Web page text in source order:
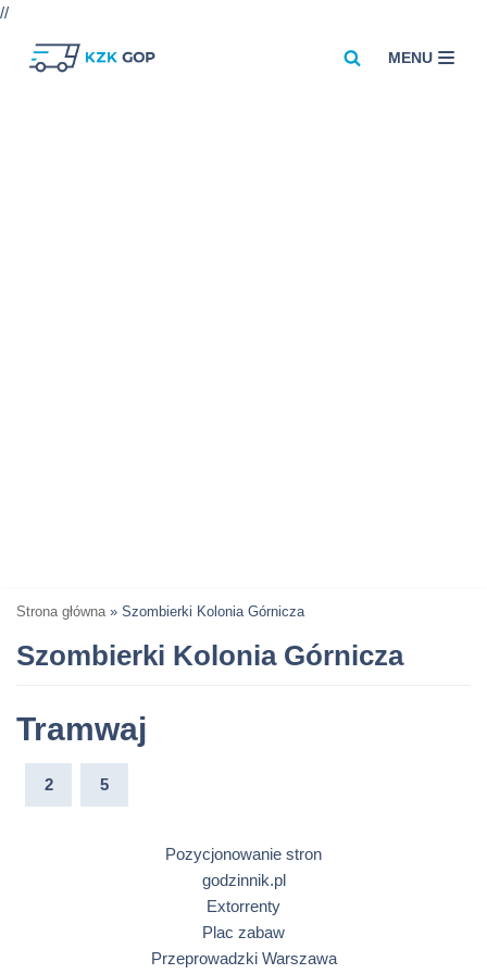
//
MENU
Strona główna » Szombierki Kolonia Górnicza
Szombierki Kolonia Górnicza
Tramwaj
2 5
Pozycjonowanie stron
godzinnik.pl
Extorrenty
Plac zabaw
Przeprowadzki Warszawa